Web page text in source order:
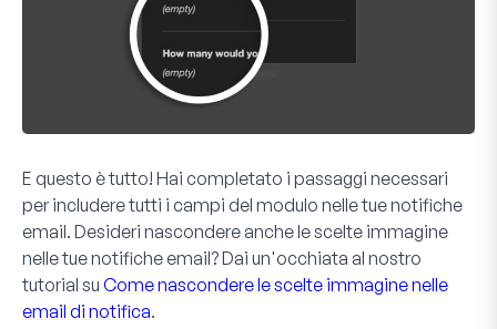
E questo è tutto! Hai completato i passaggi necessari
per includere tutti i campi del modulo nelle tue notifiche
email. Desideri nascondere anche le scelte immagine
nelle tue notifiche email? Dai un'occhiata al nostro
tutorial su Come nascondere le scelte immagine nelle
email di notifica.